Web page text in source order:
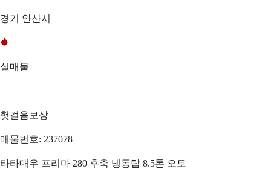
경기 안산시
실매물
헛걸음보상
매물번호: 237078
타타대우 프리마 280 후축 냉동탑 8.5톤 오토